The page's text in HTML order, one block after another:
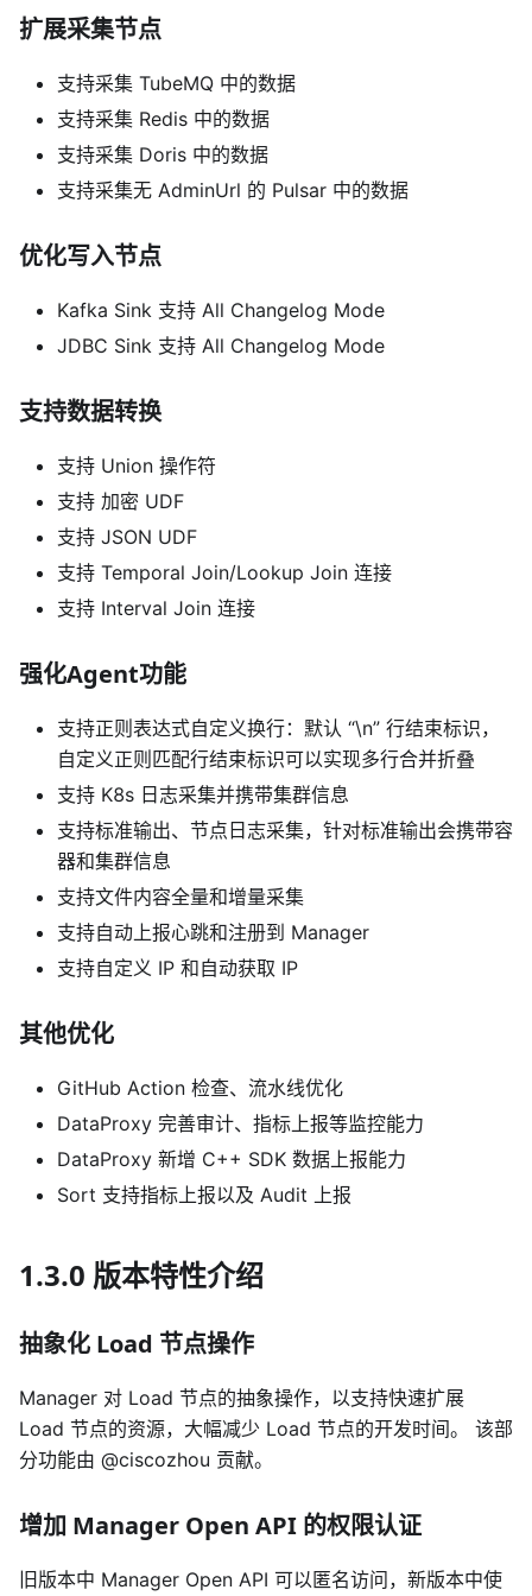
扩展采集节点
支持采集 TubeMQ 中的数据
支持采集 Redis 中的数据
支持采集 Doris 中的数据
支持采集无 AdminUrl 的 Pulsar 中的数据
优化写入节点
Kafka Sink 支持 All Changelog Mode
JDBC Sink 支持 All Changelog Mode
支持数据转换
支持 Union 操作符
支持 加密 UDF
支持 JSON UDF
支持 Temporal Join/Lookup Join 连接
支持 Interval Join 连接
强化Agent功能
支持正则表达式自定义换行：默认 “\n” 行结束标识，
自定义正则匹配行结束标识可以实现多行合并折叠
支持 K8s 日志采集并携带集群信息
支持标准输出、节点日志采集，针对标准输出会携带容
器和集群信息
支持文件内容全量和增量采集
支持自动上报心跳和注册到 Manager
支持自定义 IP 和自动获取 IP
其他优化
GitHub Action 检查、流水线优化
DataProxy 完善审计、指标上报等监控能力
DataProxy 新增 C++ SDK 数据上报能力
Sort 支持指标上报以及 Audit 上报
1.3.0 版本特性介绍
抽象化 Load 节点操作
Manager 对 Load 节点的抽象操作，以支持快速扩展
Load 节点的资源，大幅减少 Load 节点的开发时间。 该部
分功能由 @ciscozhou 贡献。
增加 Manager Open API 的权限认证
旧版本中 Manager Open API 可以匿名访问，新版本中使